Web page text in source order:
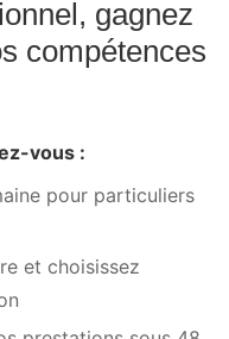
services. Une fois
demander
évaluer les
se déplace-